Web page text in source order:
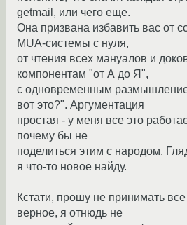
getmail, или чего еще.
Она призвана избавить вас от
MUA-системы с нуля,
от чтения всех мануалов и
компонентам "от А до Я",
с одновременным
вот это?". Аргументация
простая - у меня все это
почему бы не
поделиться этим с народом.
я что-то новое найду.
Кстати, прошу не принимать
верное, я отнюдь не